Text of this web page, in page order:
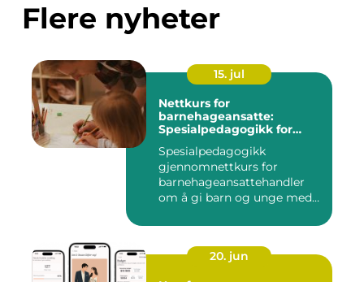
Flere nyheter
15. jul
Nettkurs for
barnehageansatte:
Spesialpedagogikk for
Spesialpedagogikk
gjennomnettkurs for
barnehageansattehandler
om å gi barn og unge med
20. jun